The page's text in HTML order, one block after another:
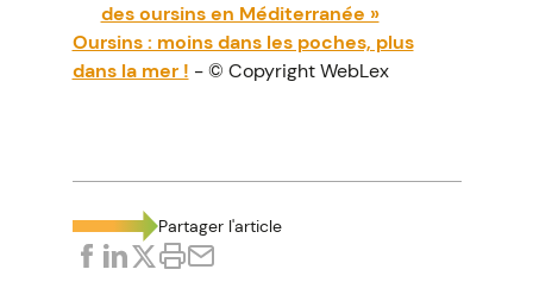
des oursins en Méditerranée »
Oursins : moins dans les poches, plus
dans la mer ! - © Copyright WebLex
Partager l'article